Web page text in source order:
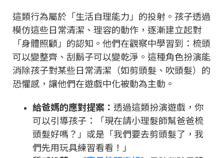
這類行為屬於「生活自理能力」的投射。孩子透過
模仿這些日常清潔、理容的動作，逐漸建立起對
「身體照顧」的認知。他們在觀察中學習到：梳頭
可以變整齊、刮鬍子可以變乾淨。這種角色扮演能
消除孩子對某些日常清潔（如剪頭髮、吹頭髮）的
恐懼感，讓他們在遊戲中化被動為主動。
給爸媽的應對提案： 透過這類扮演遊戲，你
可以引導孩子：「現在請小理髮師幫爸爸梳
頭髮好嗎？」或是「我們要去剪頭髮了，我
們先用玩具練習看看！」